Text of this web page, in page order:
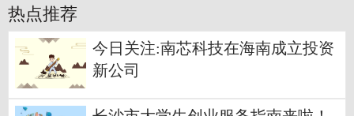
热点推荐
今日关注:南芯科技在海南成立投资
新公司